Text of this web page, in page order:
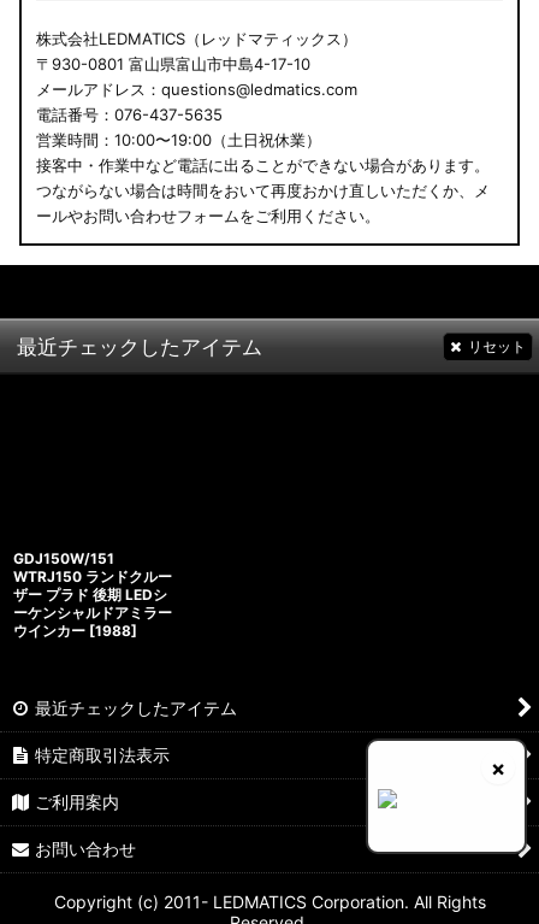
株式会社LEDMATICS（レッドマティックス）
〒930-0801 富山県富山市中島4-17-10
メールアドレス：questions@ledmatics.com
電話番号：076-437-5635
営業時間：10:00〜19:00（土日祝休業）
接客中・作業中など電話に出ることができない場合があります。
つながらない場合は時間をおいて再度おかけ直しいただくか、メ
ールやお問い合わせフォームをご利用ください。
×
最近チェックしたアイテム リセット
GDJ150W/151
WTRJ150 ランドクルー
ザー プラド 後期 LEDシ
ーケンシャルドアミラー
ウインカー [1988]
最近チェックしたアイテム
特定商取引法表示
ご利用案内
お問い合わせ
Copyright (c) 2011- LEDMATICS Corporation. All Rights